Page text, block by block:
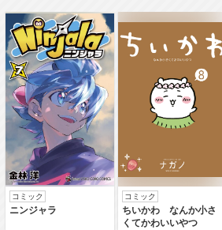
舞台「
e Final」
閉じる
コミック
ニンジャラ
コミック
ちいかわ なんか小さ
くてかわいいやつ